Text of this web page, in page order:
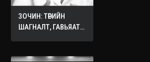
ЗОЧИН: ТӨРИЙН
ШАГНАЛТ, ГАВЬЯАТ